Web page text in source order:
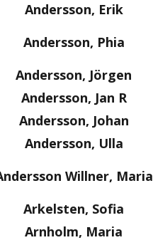
Andersson, Erik
Andersson, Phia
Andersson, Jörgen
Andersson, Jan R
Andersson, Johan
Andersson, Ulla
Willner, Maria
Arkelsten, Sofia
Arnholm, Maria